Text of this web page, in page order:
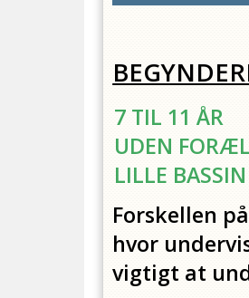
7 TIL 11 ÅR
UDEN
LILLE BASSIN
Forskellen
hvor
vigtigt at